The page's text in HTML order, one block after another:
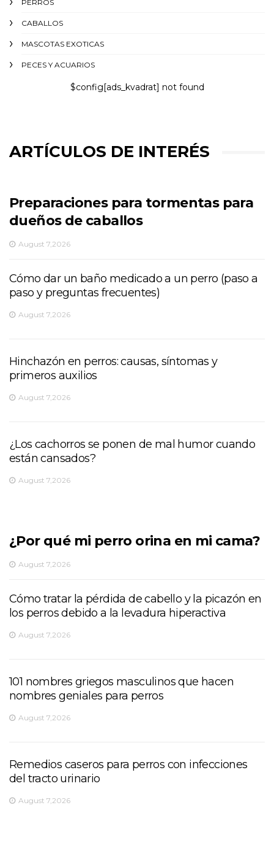
PERROS
CABALLOS
MASCOTAS EXOTICAS
PECES Y ACUARIOS
$config[ads_kvadrat] not found
ARTÍCULOS DE INTERÉS
Preparaciones para tormentas para
dueños de caballos
August 7,2026
Cómo dar un baño medicado a un perro (paso a
paso y preguntas frecuentes)
August 7,2026
Hinchazón en perros: causas, síntomas y
primeros auxilios
August 7,2026
¿Los cachorros se ponen de mal humor cuando
están cansados?
August 7,2026
¿Por qué mi perro orina en mi cama?
August 7,2026
Cómo tratar la pérdida de cabello y la picazón en
los perros debido a la levadura hiperactiva
August 7,2026
101 nombres griegos masculinos que hacen
nombres geniales para perros
August 7,2026
Remedios caseros para perros con infecciones
del tracto urinario
August 7,2026